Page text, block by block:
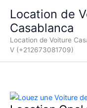
contenu
Location de
Casablanca
Location de Voiture
V (+212673081709)